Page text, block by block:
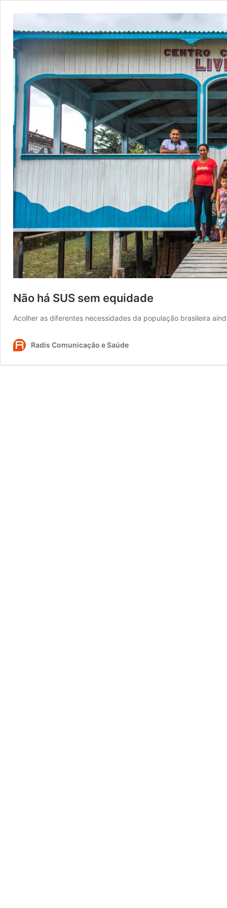
Não há SUS sem equidade
Acolher as diferentes necessidades da população brasileira
Radis Comunicação e Saúde